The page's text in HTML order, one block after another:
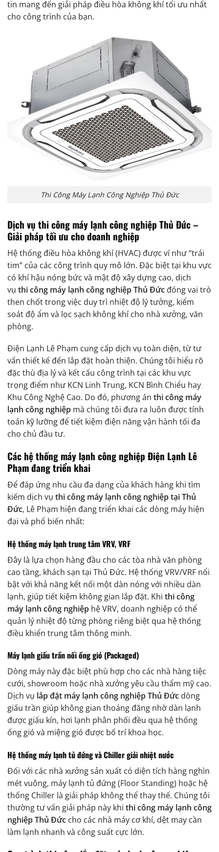
tin mang đến giải pháp điều hòa không khí tối ưu nhất
cho công trình của bạn.
Thi Công Máy Lạnh Công Nghiệp Thủ Đức
Dịch vụ thi công máy lạnh công nghiệp Thủ Đức –
Giải pháp tối ưu cho doanh nghiệp
Hệ thống điều hòa không khí (HVAC) được ví như “trái
tim” của các công trình quy mô lớn. Đặc biệt tại khu vực
có khí hậu nóng bức và mật độ xây dựng cao, dịch
vụ thi công máy lạnh công nghiệp Thủ Đức đóng vai trò
then chốt trong việc duy trì nhiệt độ lý tưởng, kiểm
soát độ ẩm và lọc sạch không khí cho nhà xưởng, văn
phòng.
Điện Lạnh Lê Phạm cung cấp dịch vụ toàn diện, từ tư
vấn thiết kế đến lắp đặt hoàn thiện. Chúng tôi hiểu rõ
đặc thù địa lý và kết cấu công trình tại các khu vực
trọng điểm như KCN Linh Trung, KCN Bình Chiểu hay
Khu Công Nghệ Cao. Do đó, phương án thi công máy
lạnh công nghiệp mà chúng tôi đưa ra luôn được tính
toán kỹ lưỡng để tiết kiệm điện năng vận hành tối đa
cho chủ đầu tư.
Các hệ thống máy lạnh công nghiệp Điện Lạnh Lê
Phạm đang triển khai
Để đáp ứng nhu cầu đa dạng của khách hàng khi tìm
kiếm dịch vụ thi công máy lạnh công nghiệp tại Thủ
Đức, Lê Phạm hiện đang triển khai các dòng máy hiện
đại và phổ biến nhất:
Hệ thống máy lạnh trung tâm VRV, VRF
Đây là lựa chọn hàng đầu cho các tòa nhà văn phòng
cao tầng, khách sạn tại Thủ Đức. Hệ thống VRV/VRF nổi
bật với khả năng kết nối một dàn nóng với nhiều dàn
lạnh, giúp tiết kiệm không gian lắp đặt. Khi thi công
máy lạnh công nghiệp hệ VRV, doanh nghiệp có thể
quản lý nhiệt độ từng phòng riêng biệt qua hệ thống
điều khiển trung tâm thông minh.
Máy lạnh giấu trần nối ống gió (Packaged)
Dòng máy này đặc biệt phù hợp cho các nhà hàng tiệc
cưới, showroom hoặc nhà xưởng yêu cầu thẩm mỹ cao.
Dịch vụ lắp đặt máy lạnh công nghiệp Thủ Đức dòng
giấu trần giúp không gian thoáng đãng nhờ dàn lạnh
được giấu kín, hơi lạnh phân phối đều qua hệ thống
ống gió và miệng gió được bố trí khoa học.
Hệ thống máy lạnh tủ đứng và Chiller giải nhiệt nước
Đối với các nhà xưởng sản xuất có diện tích hàng nghìn
mét vuông, máy lạnh tủ đứng (Floor Standing) hoặc hệ
thống Chiller là giải pháp không thể thay thế. Chúng tôi
thường tư vấn giải pháp này khi thi công máy lạnh công
nghiệp Thủ Đức cho các nhà máy cơ khí, dệt may cần
làm lạnh nhanh và công suất cực lớn.